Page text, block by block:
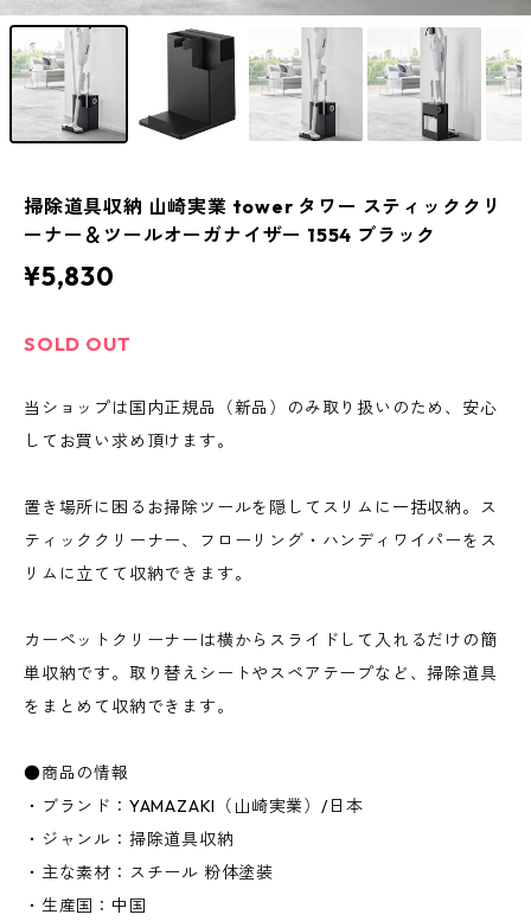
掃除道具収納 山崎実業 tower タワー スティッククリ
ーナー＆ツールオーガナイザー 1554 ブラック
¥5,830
SOLD OUT
当ショップは国内正規品（新品）のみ取り扱いのため、安心
してお買い求め頂けます。
置き場所に困るお掃除ツールを隠してスリムに一括収納。ス
ティッククリーナー、フローリング・ハンディワイパーをス
リムに立てて収納できます。
カーペットクリーナーは横からスライドして入れるだけの簡
単収納です。取り替えシートやスペアテープなど、掃除道具
をまとめて収納できます。
●商品の情報
・ブランド：YAMAZAKI（山崎実業）/日本
・ジャンル：掃除道具収納
・主な素材：スチール 粉体塗装
・生産国：中国